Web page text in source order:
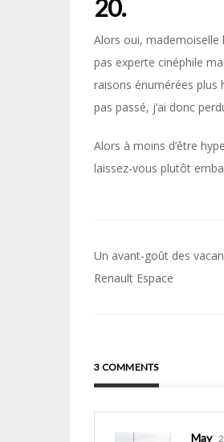
20.
Alors oui, mademoiselle
pas experte cinéphile
raisons énumérées plus
pas passé, j’ai donc
Alors à moins d’être
laissez-vous plutôt
Navigation
de
Un avant-goût des
Renault Espace
3 COMMENTS
May